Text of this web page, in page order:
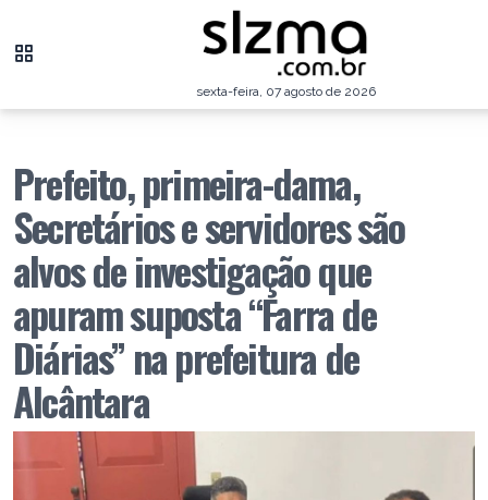
sexta-feira, 07 agosto de 2026
Prefeito, primeira-dama,
Secretários e servidores são
alvos de investigação que
apuram suposta “Farra de
Diárias” na prefeitura de
Alcântara